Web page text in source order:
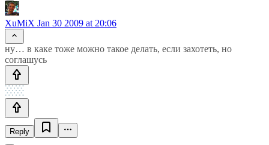
XuMiX Jan 30 2009 at 20:06
ну… в каке тоже можно такое делать, если захотеть, но
соглашусь
Reply